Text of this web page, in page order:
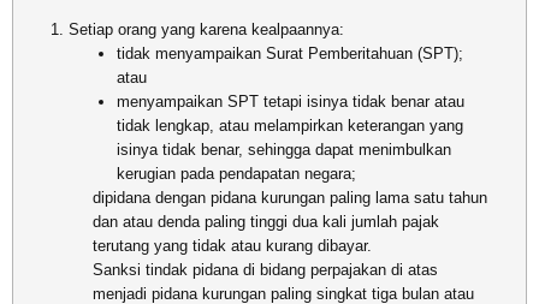
Setiap orang yang karena kealpaannya:
tidak menyampaikan Surat Pemberitahuan (SPT);
atau
menyampaikan SPT tetapi isinya tidak benar atau
tidak lengkap, atau melampirkan keterangan yang
isinya tidak benar, sehingga dapat menimbulkan
kerugian pada pendapatan negara;
dipidana dengan pidana kurungan paling lama satu tahun
dan atau denda paling tinggi dua kali jumlah pajak
terutang yang tidak atau kurang dibayar.
Sanksi tindak pidana di bidang perpajakan di atas
menjadi pidana kurungan paling singkat tiga bulan atau